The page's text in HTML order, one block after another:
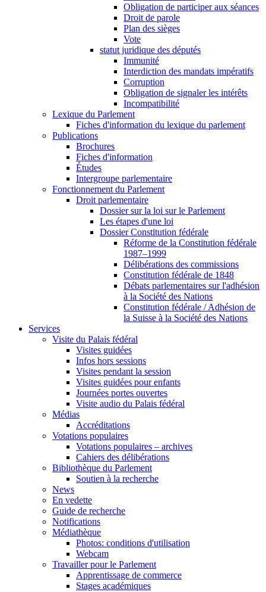
Obligation de participer aux séances
Droit de parole
Plan des sièges
Vote
statut juridique des députés
Immunité
Interdiction des mandats impératifs
Corruption
Obligation de signaler les intérêts
Incompatibilité
Lexique du Parlement
Fiches d'information du lexique du parlement
Publications
Brochures
Fiches d'information
Études
Intergroupe parlementaire
Fonctionnement du Parlement
Droit parlementaire
Dossier sur la loi sur le Parlement
Les étapes d'une loi
Dossier Constitution fédérale
Réforme de la Constitution fédérale
1987–1999
Délibérations des commissions
Constitution fédérale de 1848
Débats parlementaires sur l'adhésion
à la Société des Nations
Constitution fédérale / Adhésion de
la Suisse à la Société des Nations
Services
Visite du Palais fédéral
Visites guidées
Infos hors sessions
Visites pendant la session
Visites guidées pour enfants
Journées portes ouvertes
Visite audio du Palais fédéral
Médias
Accréditations
Votations populaires
Votations populaires – archives
Cahiers des délibérations
Bibliothèque du Parlement
Soutien à la recherche
News
En vedette
Guide de recherche
Notifications
Médiathèque
Photos: conditions d'utilisation
Webcam
Travailler pour le Parlement
Apprentissage de commerce
Stages académiques